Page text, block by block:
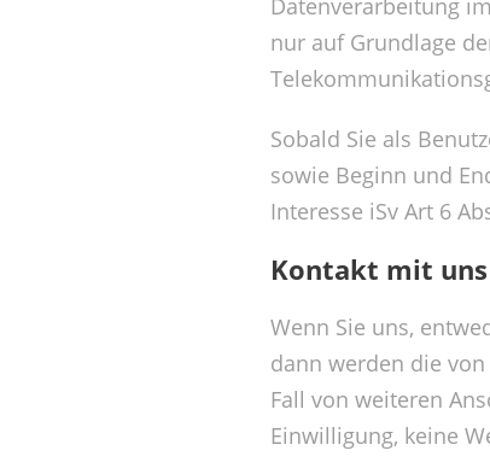
Datenverarbeitung
nur auf Grundlage
Sobald Sie als
sowie Beginn und
Interesse iSv Art 6
Kontakt mit uns
Wenn Sie uns,
dann werden die
Fall von weiteren
Einwilligung, keine